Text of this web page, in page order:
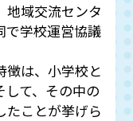
地域交流センタ
で学校運営協議
徴は、小学校と
て、その中の
たことが挙げら